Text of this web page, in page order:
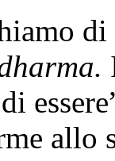
di
allo